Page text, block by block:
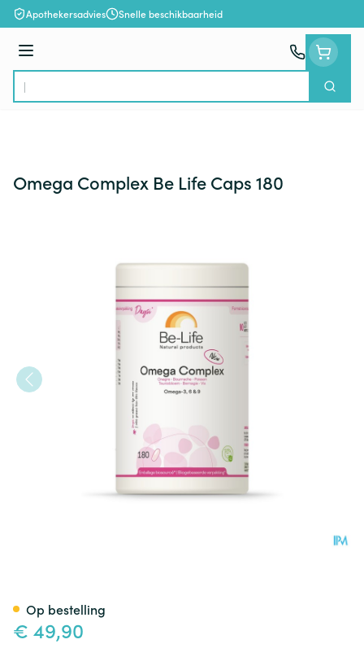
Ga naar de inhoud
Apothekersadvies Snelle beschikbaarheid
Menu
Product, merk, categorie...
Zoek
Omega Complex Be Life Caps 180
€ 49,90
Op bestelling